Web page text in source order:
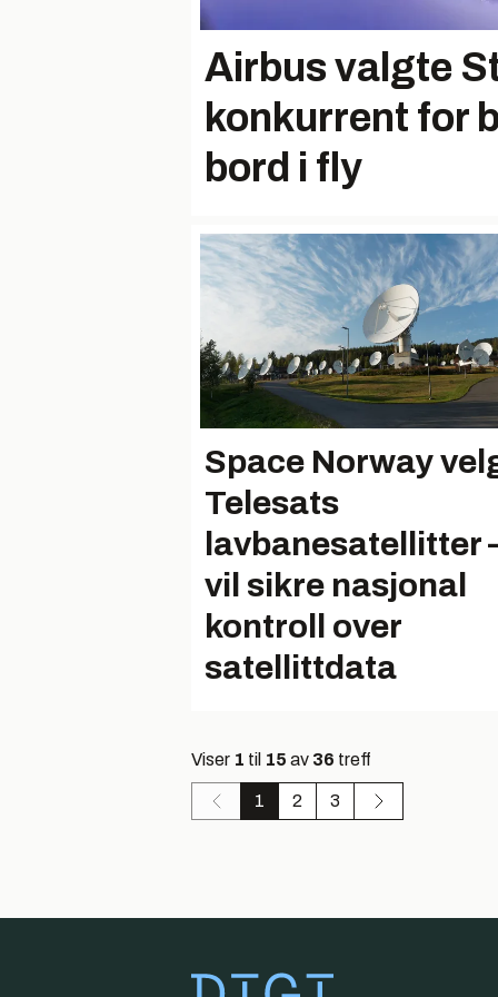
Airbus valgte
konkurrent for
bord i fly
Space Norway
Telesats
lavbanesatellitter
vil sikre nasjonal
kontroll over
satellittdata
Viser 1 til 15 av 36 treff
1 2 3